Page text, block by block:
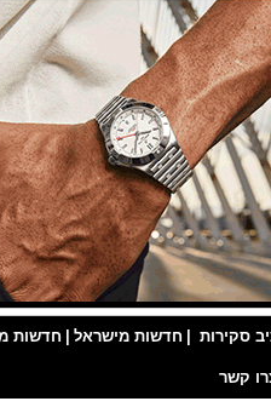
| חדשות מישראל | חדשות מהעולם